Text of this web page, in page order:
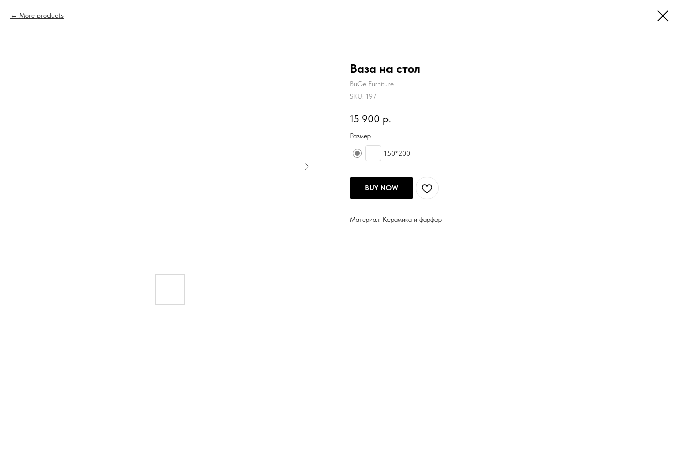
More products
Ваза на стол
BuGe Furniture
SKU: 197
15 900 р.
Размер
150*200
BUY NOW
Материал: Керамика и фарфор